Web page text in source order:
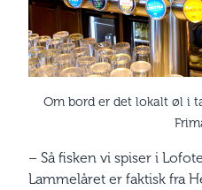
Om bord er det lokalt øl i
– Så fisken vi spiser i
Lammelåret er faktisk fra